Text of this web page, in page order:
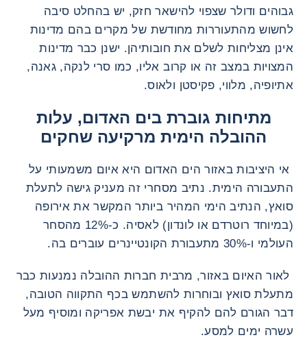
גבוהים ודולר שצפוי להישאר חזק, יש בהחלט סיבה
לחשוש מהתעוררות מחודשת של מקרים בהם מדינות
אינן מצליחות לשלם את חובותיהן. ישנן כבר מדינות
המצויות במצב זה או קרוב אליו, כמו סרי לנקה, גאנה,
אתיופיה, מלווי, פקיסטן ולאוס.
מתיחות גוברת בים האדום, עלות
ההובלה הימית מרקיעה שחקים
אי היציבות באזור הים האדום היא איום משמעותי על
התעבורה הימית. נתיב מסחרי זה מעניק גישה לתעלת
סואץ, הנתיב הימי המהיר ביותר המקשר את אירופה
(במיוחד רוטרדם או לונדון) לאסיה. כ-12% מהסחר
העולמי ו-30% מתעבורת הקונטיינרים עוברים בה.
לאור האיום באזור, מרבית חברות ההובלה נמנעות כבר
מתעלת סואץ ובוחרות להשתמש בכף התקווה הטובה,
דבר הגורם להם להקיף את יבשת אפריקה ומוסיף מעל
עשרה ימים למסע.